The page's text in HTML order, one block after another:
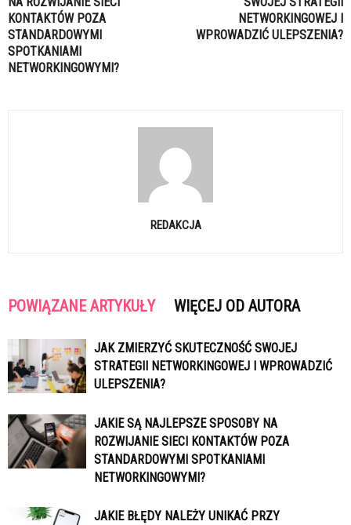
KONTAKTÓW POZA
STANDARDOWYMI
SPOTKANIAMI
NETWORKINGOWYMI?
NETWORKINGOWEJ I
WPROWADZIĆ ULEPSZENIA?
REDAKCJA
POWIĄZANE ARTYKUŁY WIĘCEJ OD AUTORA
JAK ZMIERZYĆ SKUTECZNOŚĆ SWOJEJ
STRATEGII NETWORKINGOWEJ I WPROWADZIĆ
ULEPSZENIA?
JAKIE SĄ NAJLEPSZE SPOSOBY NA
ROZWIJANIE SIECI KONTAKTÓW POZA
STANDARDOWYMI SPOTKANIAMI
NETWORKINGOWYMI?
JAKIE BŁĘDY NALEŻY UNIKAĆ PRZY